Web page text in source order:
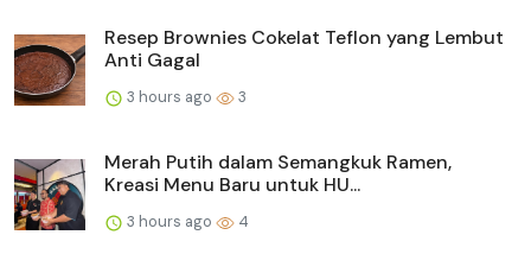
Resep Brownies Cokelat Teflon yang Lembut
Anti Gagal
3 hours ago 3
Merah Putih dalam Semangkuk Ramen,
Kreasi Menu Baru untuk HU...
3 hours ago 4